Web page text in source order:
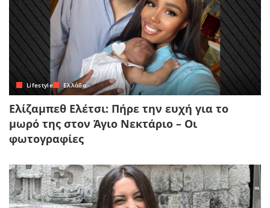
Lifestyle Ελλάδα
Ελίζαμπεθ Ελέτσι: Πήρε την ευχή για το
μωρό της στον Άγιο Νεκτάριο – Οι
φωτογραφίες